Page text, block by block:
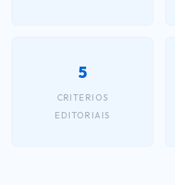
5
CRITERIOS
EDITORIAIS